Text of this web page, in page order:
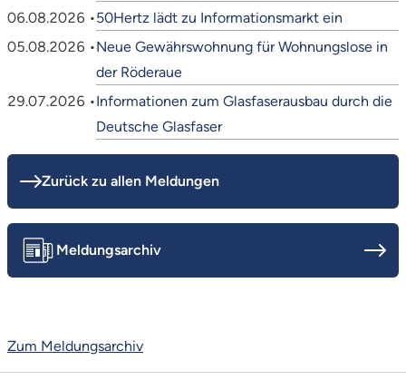
06.08.2026 •50Hertz lädt zu Informationsmarkt ein
05.08.2026 •Neue Gewährswohnung für Wohnungslose in
der Röderaue
29.07.2026 •Informationen zum Glasfaserausbau durch die
Deutsche Glasfaser
Zurück zu allen Meldungen
Meldungsarchiv
Zum Meldungsarchiv